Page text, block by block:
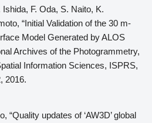
F. Oda, S. Naito, K.
“Initial Validation of the 30 m-
Model Generated by ALOS
Archives of the Photogrammetry,
Information Sciences, ISPRS,
2016.
“Quality updates of ‘AW3D’ global